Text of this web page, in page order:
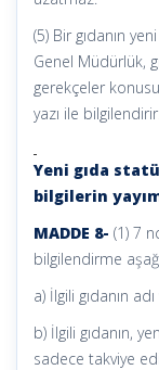
(5) Bir gıdanın
Genel Müdürlük,
gerekçeler
yazı ile
Yeni gıda
bilgilerin
MADDE 8- (1) 7
bilgilendirme
a) İlgili gıdanın
b) İlgili gıdanın,
sadece takviye